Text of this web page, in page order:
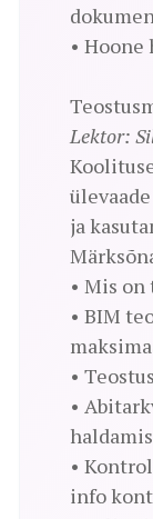
•
Lektor:
ja
• Mis
• BIM
•
•
•
info